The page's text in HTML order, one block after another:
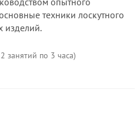
техники лоскутного
изделий.
занятий по 3 часа)